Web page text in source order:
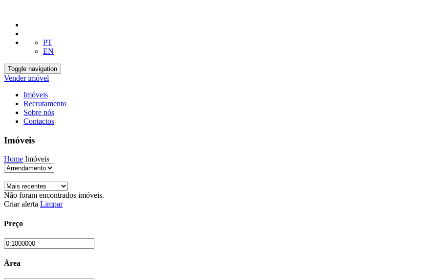
PT
EN
Toggle navigation
Vender imóvel
Imóveis
Recrutamento
Sobre nós
Contactos
Imóveis
Home Imóveis
Não foram encontrados imóveis.
Criar alerta Limpar
Preço
Área